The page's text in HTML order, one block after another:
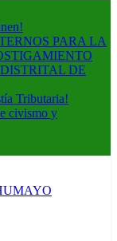
PARA LA
DE
Tributaria!
civismo y